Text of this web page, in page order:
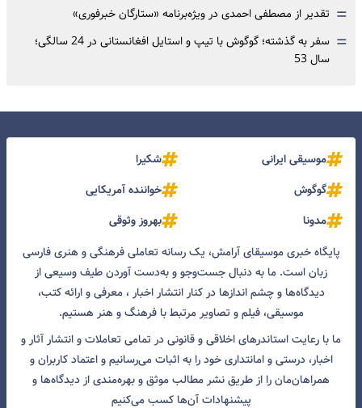
= تقدیر از مصطفی احمدی در ویژه‌برنامه «ستارگان خبرفوری»
=
سفر به گذشته؛ گوگوش با تیپ و استایل افغانستانی در 24 سالگی؛
سال 53
موسیقی ایرانی
شکیرا
گوگوش
خواننده آمریکایی
مدونا
بهروز وثوقی
پایگاه خبری موسیقای آرامش، یک رسانه تعاملی فرهنگی و هنری فارسی
زبان است. ما به دنبال جست‌و‌جو و به‌دست آوردن طیف وسیعی از
دیدگاه‌ها و چشم انداز‌ها در کنار انتشار اخبار ، معرفی و ارائه کتب،
موسیقی، فیلم و تصاویر مرتبط با فرهنگ و هنر هستیم.
ما با رعایت استاندرهای اخلاقی و قانونی در تمامی تعاملات و انتشار آثار و
اخبار، درستی و امانتداری خود را به اثبات می‌رسانیم و اعتماد کاربران و
همراهان‌مان را از طریق نشر مطالب موثق و بهره‌مندی از دیدگاه‌ها و
پیشنهادات آن‌ها کسب می‌کنیم